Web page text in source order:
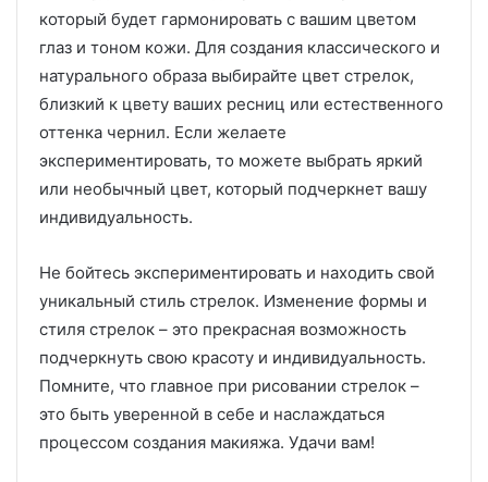
который будет гармонировать с вашим цветом
глаз и тоном кожи. Для создания классического и
натурального образа выбирайте цвет стрелок,
близкий к цвету ваших ресниц или естественного
оттенка чернил. Если желаете
экспериментировать, то можете выбрать яркий
или необычный цвет, который подчеркнет вашу
индивидуальность.
Не бойтесь экспериментировать и находить свой
уникальный стиль стрелок. Изменение формы и
стиля стрелок – это прекрасная возможность
подчеркнуть свою красоту и индивидуальность.
Помните, что главное при рисовании стрелок –
это быть уверенной в себе и наслаждаться
процессом создания макияжа. Удачи вам!